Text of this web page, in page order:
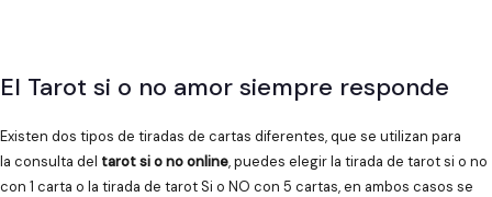
El Tarot si o no amor siempre responde
Existen dos tipos de tiradas de cartas diferentes, que se utilizan para
la consulta del tarot si o no online, puedes elegir la tirada de tarot si o no
con 1 carta o la tirada de tarot Si o NO con 5 cartas, en ambos casos se